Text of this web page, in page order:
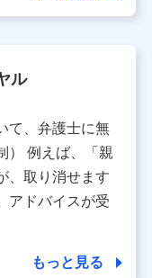
まの識別子、属
に関する情報。例
齢、家族構成、住
どが含まれます。
種サービスなどの
て、当社又は株式
ご契約状態・ご利
る情報、アプリケ
されたサービスや
ル
て、弁護士に無
） 例えば、「親
、取り消せます
アドバイスが受
もっと見る